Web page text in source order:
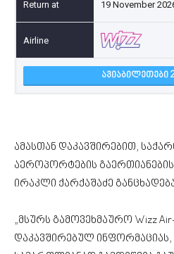
19 November
ᲐᲕᲘᲐᲑᲘᲚᲔᲗᲔᲑᲘ
ამასთან დაკავშირებით,
აეროპორტების
ირაკლი ქარქაშაძე
„მსურს გამოვეხმაურო Wizz
დაკავშირებულ